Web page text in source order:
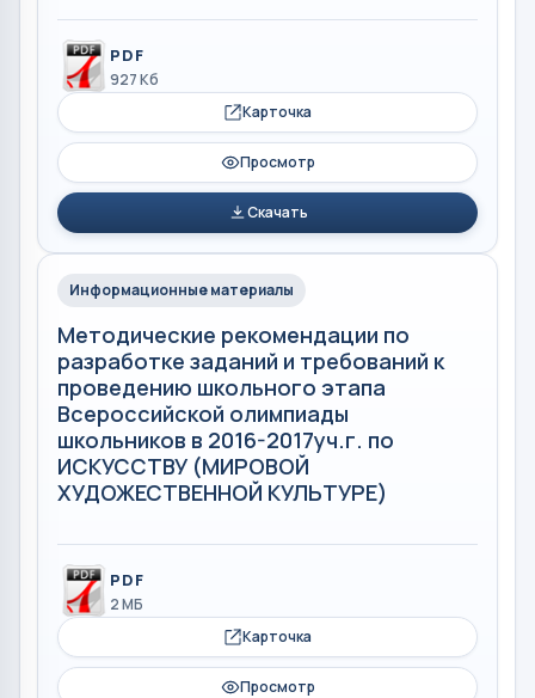
PDF
927 Кб
Карточка
Просмотр
Скачать
Информационные материалы
Методические рекомендации по
разработке заданий и требований к
проведению школьного этапа
Всероссийской олимпиады
школьников в 2016-2017уч.г. по
ИСКУССТВУ (МИРОВОЙ
ХУДОЖЕСТВЕННОЙ КУЛЬТУРЕ)
PDF
2 МБ
Карточка
Просмотр